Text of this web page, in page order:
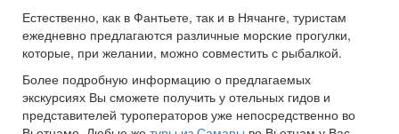
Естественно, как в Фантьете, так и в Нячанге, туристам
ежедневно предлагаются различные морские прогулки,
которые, при желании, можно совместить с рыбалкой.
Более подробную информацию о предлагаемых
экскурсиях Вы сможете получить у отельных гидов и
представителей туроператоров уже непосредственно во